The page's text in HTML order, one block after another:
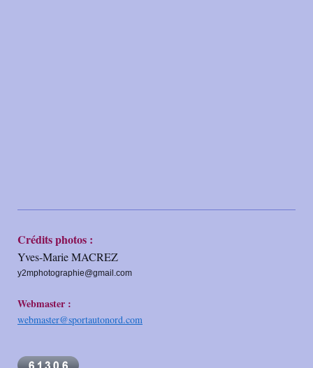
Crédits photos :
Yves-Marie MACREZ
y2mphotographie@gmail.com
Webmaster :
webmaster@sportautonord.com